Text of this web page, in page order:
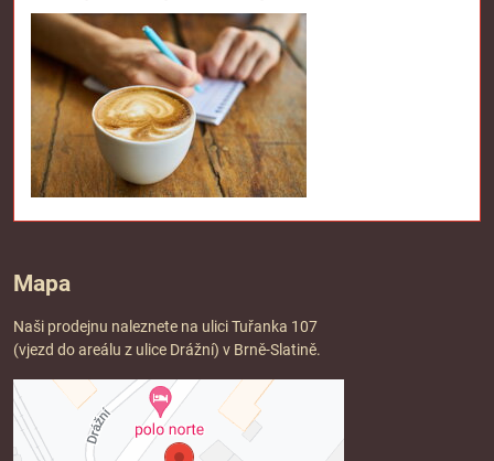
Mapa
Naši prodejnu naleznete na ulici Tuřanka 107
(vjezd do areálu z ulice Drážní) v Brně-Slatině.